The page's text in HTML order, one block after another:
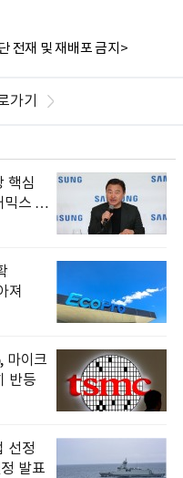
전재 및 재배포 금지>
가기
핵심
믹스 출
져
마이크
반등
선정
발표